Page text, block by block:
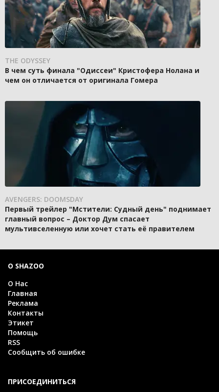
THE ODYSSEY
В чем суть финала "Одиссеи" Кристофера Нолана и
чем он отличается от оригинала Гомера
AVENGERS: DOOMSDAY
Первый трейлер "Мстители: Судный день" поднимает
главный вопрос – Доктор Дум спасает
мультивселенную или хочет стать её правителем
О SHAZOO
О Нас
Главная
Реклама
Контакты
Этикет
Помощь
RSS
Сообщить об ошибке
ПРИСОЕДИНИТЬСЯ